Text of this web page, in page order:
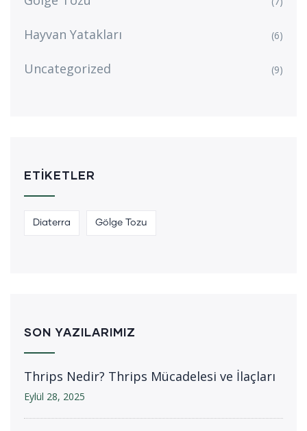
Hayvan Yatakları (6)
Uncategorized (9)
ETIKETLER
Diaterra Gölge Tozu
SON YAZILARIMIZ
Thrips Nedir? Thrips Mücadelesi ve İlaçları
Eylül 28, 2025